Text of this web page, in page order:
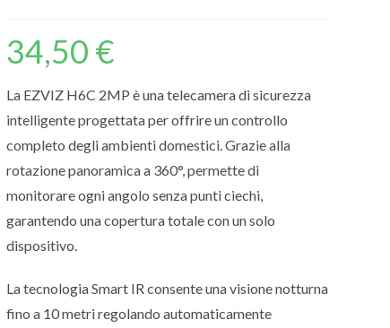
34,50 €
La EZVIZ H6C 2MP è una telecamera di sicurezza
intelligente progettata per offrire un controllo
completo degli ambienti domestici. Grazie alla
rotazione panoramica a 360°, permette di
monitorare ogni angolo senza punti ciechi,
garantendo una copertura totale con un solo
dispositivo.
La tecnologia Smart IR consente una visione notturna
fino a 10 metri regolando automaticamente